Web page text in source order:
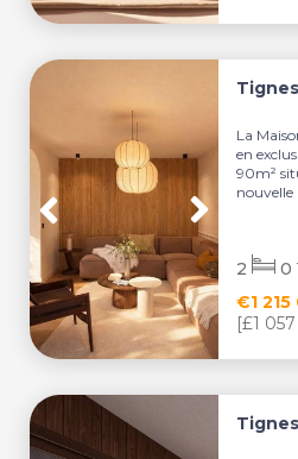
La
en
90m²
nouvelle
€1
[£1
2 0